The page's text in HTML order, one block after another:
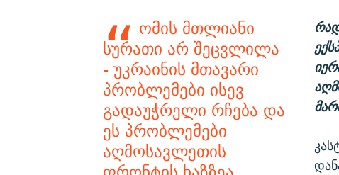
ომის მთლიანი
სურათი არ შეცვლილა
- უკრაინის მთავარი
პრობლემები ისევ
გადაუჭრელი რჩება და
ეს პრობლემები
აღმოსავლეთის